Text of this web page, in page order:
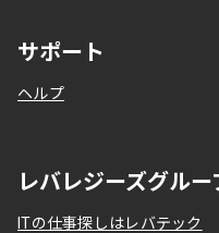
サポート
ヘルプ
レバレジーズグル
ITの仕事探しはレバテック